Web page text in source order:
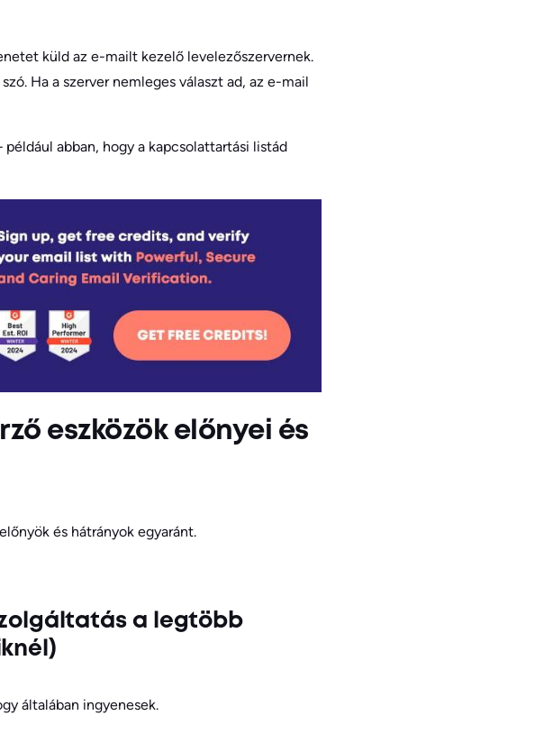
küld az e-mailt kezelő levelezőszervernek.
Ha a szerver nemleges választ ad, az e-mail
abban, hogy a kapcsolattartási listád
eszközök előnyei és
és hátrányok egyaránt.
a legtöbb
általában ingyenesek.